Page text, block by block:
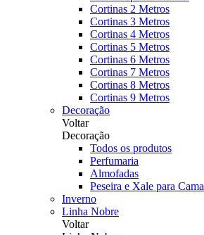
Cortinas 2 Metros
Cortinas 3 Metros
Cortinas 4 Metros
Cortinas 5 Metros
Cortinas 6 Metros
Cortinas 7 Metros
Cortinas 8 Metros
Cortinas 9 Metros
Decoração
Voltar
Decoração
Todos os produtos
Perfumaria
Almofadas
Peseira e Xale para Cama
Inverno
Linha Nobre
Voltar